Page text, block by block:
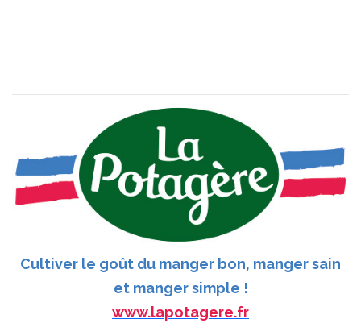
Cultiver le goût du manger bon, manger sain
et manger simple !
www.lapotagere.fr